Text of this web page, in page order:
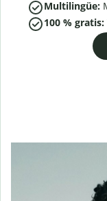
Multilingüe:
100 % gratis: